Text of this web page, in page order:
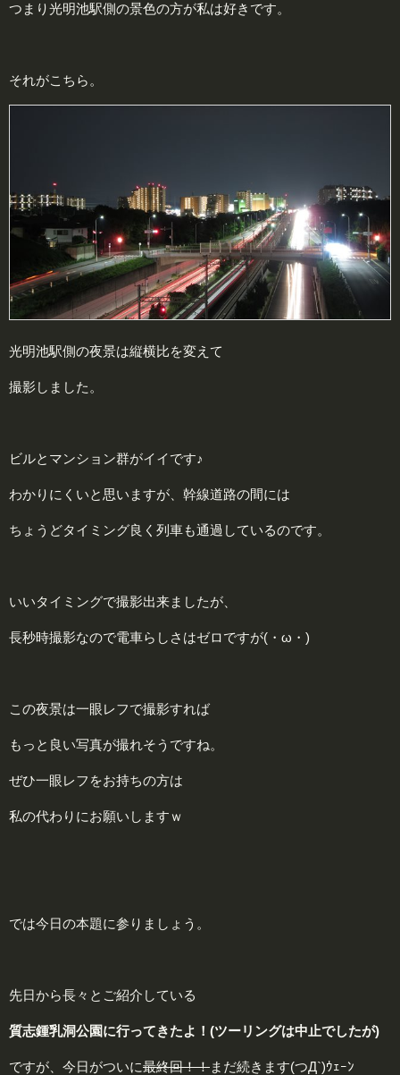
つまり光明池駅側の景色の方が私は好きです。
それがこちら。
光明池駅側の夜景は縦横比を変えて
撮影しました。
ビルとマンション群がイイです♪
わかりにくいと思いますが、幹線道路の間には
ちょうどタイミング良く列車も通過しているのです。
いいタイミングで撮影出来ましたが、
長秒時撮影なので電車らしさはゼロですが(・ω・)
この夜景は一眼レフで撮影すれば
もっと良い写真が撮れそうですね。
ぜひ一眼レフをお持ちの方は
私の代わりにお願いしますｗ
では今日の本題に参りましょう。
先日から長々とご紹介している
質志鍾乳洞公園に行ってきたよ！(ツーリングは中止でしたが)
ですが、今日がついに最終回！！まだ続きます(つД`)ｳｪｰﾝ